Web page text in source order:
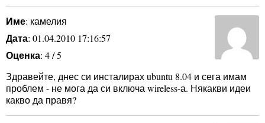
Име: камелия
Дата: 01.04.2010 17:16:57
Оценка: 4 / 5
Здравейте, днес си инсталирах ubuntu 8.04 и сега имам
проблем - не мога да си включа wireless-а. Някакви идеи
какво да правя?